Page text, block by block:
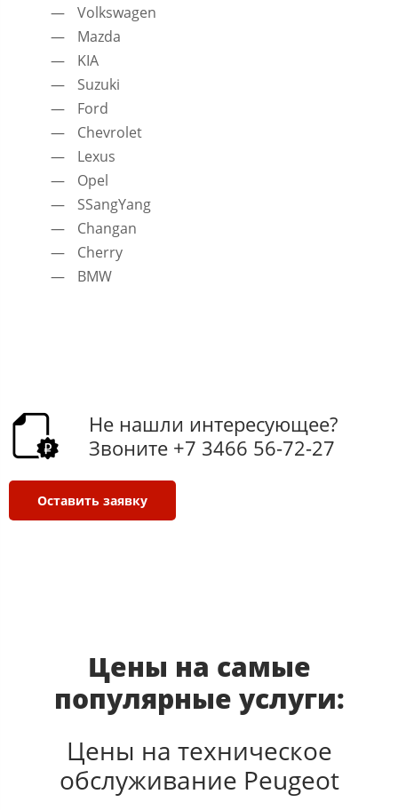
Volkswagen
Mazda
KIA
Suzuki
Ford
Chevrolet
Lexus
Opel
SSangYang
Changan
Cherry
BMW
Не нашли интересующее?
Звоните +7 3466 56-72-27​
Оставить заявку
Цены на самые
популярные услуги:​
Цены на техническое
обслуживание Peugeot​